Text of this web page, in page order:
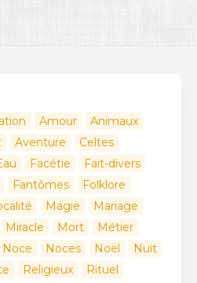
Amour
Animaux
Aventure
Celtes
Facétie
Fait-divers
Fantômes
Folklore
Magie
Mariage
Miracle Mort
Métier
Noce Noces Noël
Nuit
Religieux
Rituel